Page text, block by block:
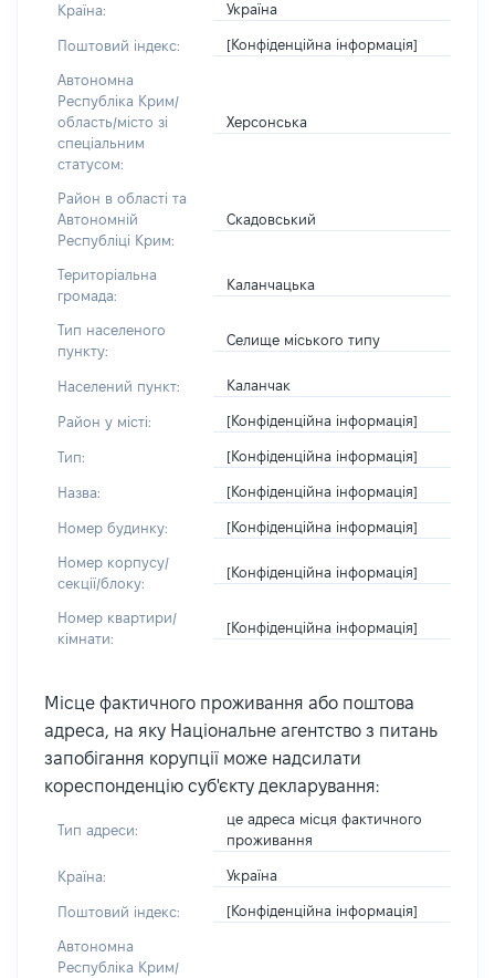
Країна: Україна
Поштовий індекс: [Конфіденційна інформація]
Автономна
Республіка Крим/
область/місто зі
спеціальним
статусом:
Херсонська
Район в області та
Автономній
Республіці Крим:
Скадовський
Територіальна
громада:
Каланчацька
Тип населеного
пункту:
Селище міського типу
Населений пункт: Каланчак
Район у місті: [Конфіденційна інформація]
Тип: [Конфіденційна інформація]
Назва: [Конфіденційна інформація]
Номер будинку: [Конфіденційна інформація]
Номер корпусу/
секції/блоку:
[Конфіденційна інформація]
Номер квартири/
кімнати:
[Конфіденційна інформація]
Місце фактичного проживання або поштова
адреса, на яку Національне агентство з питань
запобігання корупції може надсилати
кореспонденцію суб'єкту декларування:
Тип адреси:
це адреса місця фактичного
проживання
Країна: Україна
Поштовий індекс: [Конфіденційна інформація]
Автономна
Республіка Крим/